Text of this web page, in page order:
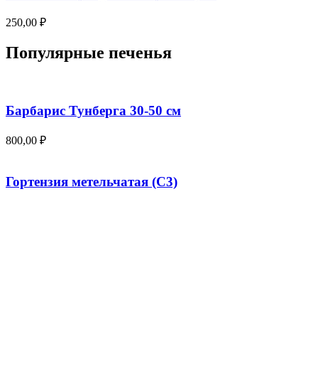
250,00 ₽
Популярные печенья
Барбарис Тунберга 30-50 см
800,00 ₽
Гортензия метельчатая (С3)